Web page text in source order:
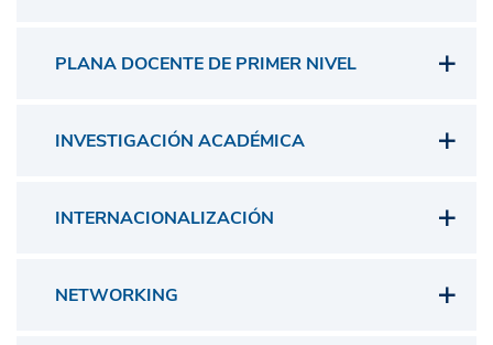
PLANA DOCENTE DE PRIMER NIVEL
INVESTIGACIÓN ACADÉMICA
INTERNACIONALIZACIÓN
NETWORKING